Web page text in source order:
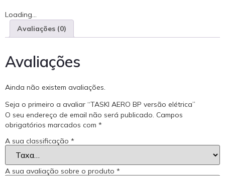
Loading...
Avaliações (0)
Avaliações
Ainda não existem avaliações.
Seja o primeiro a avaliar “TASKI AERO BP versão elétrica”
O seu endereço de email não será publicado. Campos
obrigatórios marcados com *
A sua classificação *
A sua avaliação sobre o produto *